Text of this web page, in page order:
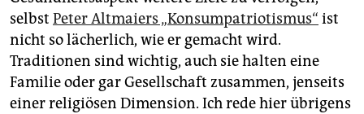
selbst Peter Altmaiers „Konsumpatriotismus“ ist
nicht so lächerlich, wie er gemacht wird.
Traditionen sind wichtig, auch sie halten eine
Familie oder gar Gesellschaft zusammen, jenseits
einer religiösen Dimension. Ich rede hier übrigens